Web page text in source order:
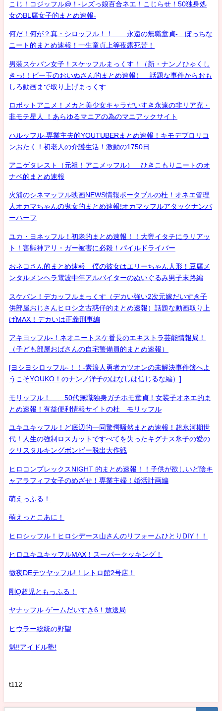
こじ！コジッフル@！-レズっ娘百合ネエ！こじらせ！50独身処
女のBL腐女子的まとめ速報-
何だ！何が？真・シロッフル！！ 永遠の無職童貞- ぼっちな
ニート的まとめ速報！一生童貞上等夜露死苦！
男装スケバン女子！スケッフルまっくす！（新・ナンノひゃくし
きっ!！ビー玉のおいぬさん的まとめ速報） 話題な事件からおも
しろ動画まで取り上げまっくす
ロボットアニメ！メカと美少女キャラだいすき永遠の非リア充・
非モテ星人 ！あらゆるマニアの為のマニアックサイト
ハルッフル-専業主夫的YOUTUBERまとめ速報！キモデブロリコ
ンおたく！初老人の介護生活！激動の1750日
アニゲタレスト（元祖！アニメッフル） ひきこもりニートのオ
ナベ的まとめ速報
火浦のシネマッフル映画NEWS情報ポータブルの杜！オネエ管理
人オカマちゃんの鬼女的まとめ速報!オカマッフルアタックナンバ
ーハーフ
ユカ・ヨネッフル！初老的まとめ速報！！大帝イタチにラリアッ
ト！害獣神アリ・ガー被害に必殺！パイルドライバー
おネコさん的まとめ速報 僕の彼女はエリーちゃん人形！豆腐メ
ンタルメンヘラ電波中年アルバイターのぬいぐるみ男子末路編
スケバン！デカッフルまっくす（デカい強い2次元嫁だいすき子
供部屋おじさんヒロシ之古惑仔的まとめ速報）話題な動画取り上
げMAX！デカいは正義刑事編
アキヨッフル-！ネオニートスケ番長のエキストラ芸能情報局！
（子ども部屋おばさんの自宅警備員的まとめ速報）
[ヨシヨシロッフル-！！-素浪人勇者カツオンの未解決事件簿へよ
うこそYOUKO！のナンノ洋子のはなしは信じるな編）]
モリッフル！ 50代無職独身ガチホモ童貞！女装子オネエ的ま
とめ速報！有益便利情報サイトの杜 モリッフル
ユキユキッフル！ど底辺的一同驚愕騒然まとめ速報！超氷河期世
代！人生の強制ロスカットですべてを失ったキグナス氷子の愛の
クリスタルキングボンビー脱出大作戦
ヒロコンプレックスNIGHT 的まとめ速報！！子供が欲しいど陰キ
ャアラフィフ女子のめざせ！専業主婦！婚活計画編
萌えっふる！
萌えっとこあに！
ヒロシッフル！ヒロシデース山さんのリフォームひとりDIY！！
ヒロユキユキッフルMAX！スーパークッキング！
徹夜DEテツヤッフル!！レトロ館2号店！
剛Q超児ともっふる！
ヤナッフル ゲームだいすき6！放送局
ヒウラー総統の野望
魁!!アイドル塾!
t112